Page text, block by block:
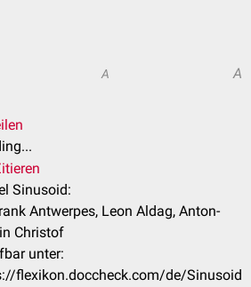
A A
Sinusoid:
Antwerpes, Leon Aldag, Anton-
Christof
unter:
flexikon.doccheck.com/de/Sinusoid